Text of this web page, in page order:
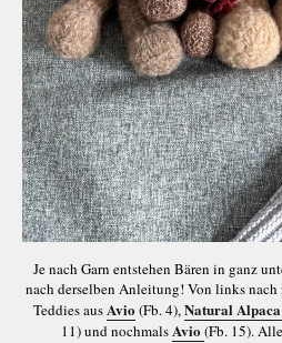
Je nach Garn entstehen Bären in ganz
nach derselben Anleitung! Von links
Teddies ausAvio (Fb. 4),Natural
11) und nochmalsAvio (Fb. 15).